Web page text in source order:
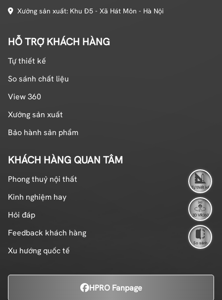
Xưởng sản xuất: Khu Đ5 - Xã Hát Môn - Hà Nội
HỖ TRỢ KHÁCH HÀNG
Tự thiết kế
So sánh chất liệu
View 360
Xưởng sản xuất
Bảo hành sản phẩm
KHÁCH HÀNG QUAN TÂM
Phong thuỷ nội thất
Kinh nghiệm hay
Hỏi đáp
Feedback khách hàng
Xu hướng quốc tế
HPRO Fanpage
Tự thiết kế
3D VR360
So sánh